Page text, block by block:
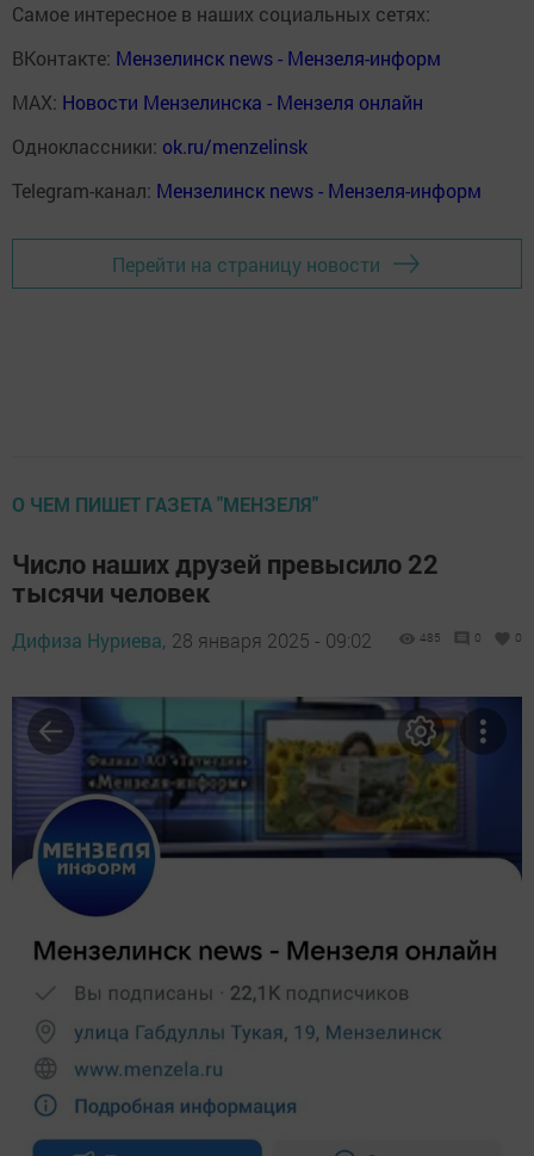
Самое интересное в наших социальных сетях:
ВКонтакте: Мензелинск news - Мензеля-информ
MAX: Новости Мензелинска - Мензеля онлайн
Одноклассники: ok.ru/menzelinsk
Telegram-канал: Мензелинск news - Мензеля-информ
Перейти на страницу новости
О ЧЕМ ПИШЕТ ГАЗЕТА "МЕНЗЕЛЯ"
Число наших друзей превысило 22
тысячи человек
Дифиза Нуриева, 28 января 2025 - 09:02 485 0 0